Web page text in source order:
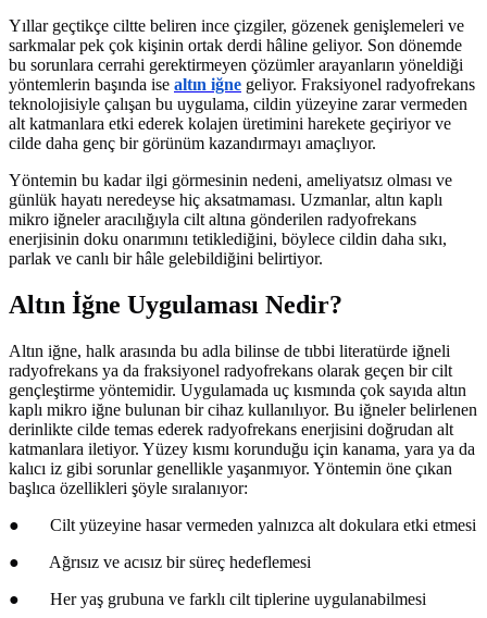
Yıllar geçtikçe ciltte beliren ince çizgiler, gözenek genişlemeleri ve
sarkmalar pek çok kişinin ortak derdi hâline geliyor. Son dönemde
bu sorunlara cerrahi gerektirmeyen çözümler arayanların yöneldiği
yöntemlerin başında ise altın iğne geliyor. Fraksiyonel radyofrekans
teknolojisiyle çalışan bu uygulama, cildin yüzeyine zarar vermeden
alt katmanlara etki ederek kolajen üretimini harekete geçiriyor ve
cilde daha genç bir görünüm kazandırmayı amaçlıyor.
Yöntemin bu kadar ilgi görmesinin nedeni, ameliyatsız olması ve
günlük hayatı neredeyse hiç aksatmaması. Uzmanlar, altın kaplı
mikro iğneler aracılığıyla cilt altına gönderilen radyofrekans
enerjisinin doku onarımını tetiklediğini, böylece cildin daha sıkı,
parlak ve canlı bir hâle gelebildiğini belirtiyor.
Altın İğne Uygulaması Nedir?
Altın iğne, halk arasında bu adla bilinse de tıbbi literatürde iğneli
radyofrekans ya da fraksiyonel radyofrekans olarak geçen bir cilt
gençleştirme yöntemidir. Uygulamada uç kısmında çok sayıda altın
kaplı mikro iğne bulunan bir cihaz kullanılıyor. Bu iğneler belirlenen
derinlikte cilde temas ederek radyofrekans enerjisini doğrudan alt
katmanlara iletiyor. Yüzey kısmı korunduğu için kanama, yara ya da
kalıcı iz gibi sorunlar genellikle yaşanmıyor. Yöntemin öne çıkan
başlıca özellikleri şöyle sıralanıyor:
● Cilt yüzeyine hasar vermeden yalnızca alt dokulara etki etmesi
● Ağrısız ve acısız bir süreç hedeflemesi
● Her yaş grubuna ve farklı cilt tiplerine uygulanabilmesi